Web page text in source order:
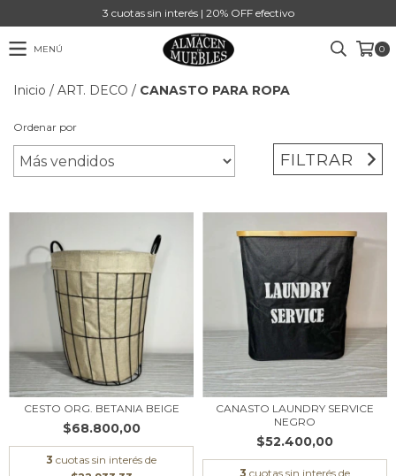
3 cuotas sin interés | 20% OFF efectivo
MENÚ 0
Inicio / ART. DECO / CANASTO PARA ROPA
Ordenar por
FILTRAR
CESTO ORG. BETANIA BEIGE
$68.800,00
3 cuotas sin interés de
CANASTO LAUNDRY SERVICE
NEGRO
$52.400,00
3 cuotas sin interés de